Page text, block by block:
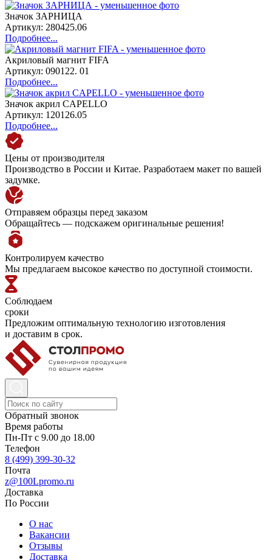
Значок ЗАРНИЦА
Артикул: 280425.06
Подробнее...
Акриловый магнит FIFA
Артикул: 090122. 01
Подробнее...
Значок акрил CAPELLO
Артикул: 120126.05
Подробнее...
Цены от производителя
Производство в России и Китае. Разработаем макет по вашей
задумке.
Отправяем образцы перед заказом
Обращайтесь — подскажем оригинальные решения!
Контролируем качество
Мы предлагаем высокое качество по доступной стоимости.
Соблюдаем
сроки
Предложим оптимальную технологию изготовления
и доставим в срок.
Обратный звонок
Время работы
Пн-Пт с 9.00 до 18.00
Телефон
8 (499) 399-30-32
Почта
z@100Lpromo.ru
Доставка
По России
О нас
Вакансии
Отзывы
Доставка